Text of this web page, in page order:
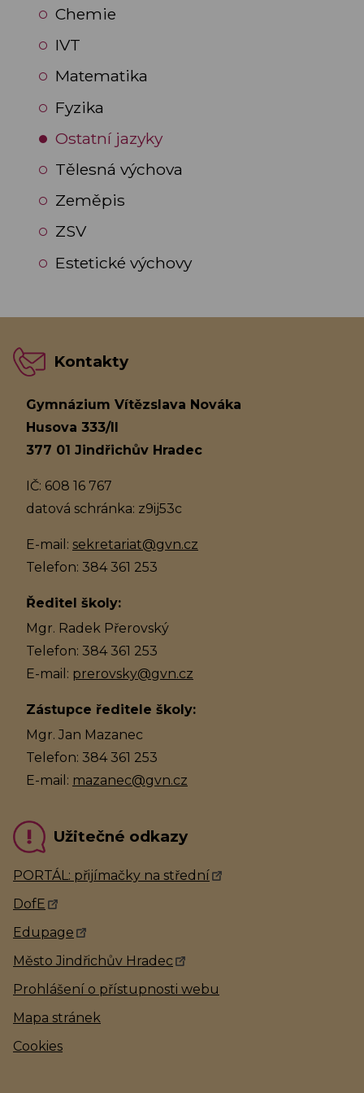
Chemie
IVT
Matematika
Fyzika
Ostatní jazyky
Tělesná výchova
Zeměpis
ZSV
Estetické výchovy
Kontakty
Gymnázium Vítězslava Nováka
Husova 333/II
377 01 Jindřichův Hradec
IČ: 608 16 767
datová schránka: z9ij53c
E-mail: sekretariat@gvn.cz
Telefon: 384 361 253
Ředitel školy:
Mgr. Radek Přerovský
Telefon: 384 361 253
E-mail: prerovsky@gvn.cz
Zástupce ředitele školy:
Mgr. Jan Mazanec
Telefon: 384 361 253
E-mail: mazanec@gvn.cz
Užitečné odkazy
PORTÁL: přijímačky na střední
DofE
Edupage
Město Jindřichův Hradec
Prohlášení o přístupnosti webu
Mapa stránek
Cookies